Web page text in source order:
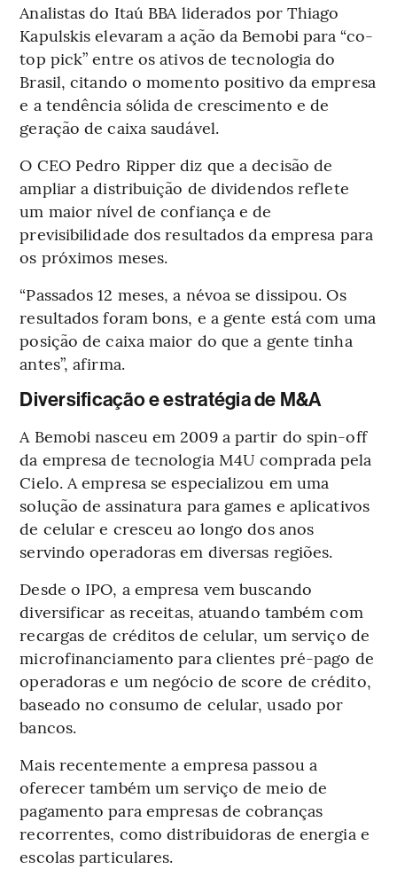
Analistas do Itaú BBA liderados por Thiago
Kapulskis elevaram a ação da Bemobi para “co-
top pick” entre os ativos de tecnologia do
Brasil, citando o momento positivo da empresa
e a tendência sólida de crescimento e de
geração de caixa saudável.
O CEO Pedro Ripper diz que a decisão de
ampliar a distribuição de dividendos reflete
um maior nível de confiança e de
previsibilidade dos resultados da empresa para
os próximos meses.
“Passados 12 meses, a névoa se dissipou. Os
resultados foram bons, e a gente está com uma
posição de caixa maior do que a gente tinha
antes”, afirma.
Diversificação e estratégia de M&A
A Bemobi nasceu em 2009 a partir do spin-off
da empresa de tecnologia M4U comprada pela
Cielo. A empresa se especializou em uma
solução de assinatura para games e aplicativos
de celular e cresceu ao longo dos anos
servindo operadoras em diversas regiões.
Desde o IPO, a empresa vem buscando
diversificar as receitas, atuando também com
recargas de créditos de celular, um serviço de
microfinanciamento para clientes pré-pago de
operadoras e um negócio de score de crédito,
baseado no consumo de celular, usado por
bancos.
Mais recentemente a empresa passou a
oferecer também um serviço de meio de
pagamento para empresas de cobranças
recorrentes, como distribuidoras de energia e
escolas particulares.